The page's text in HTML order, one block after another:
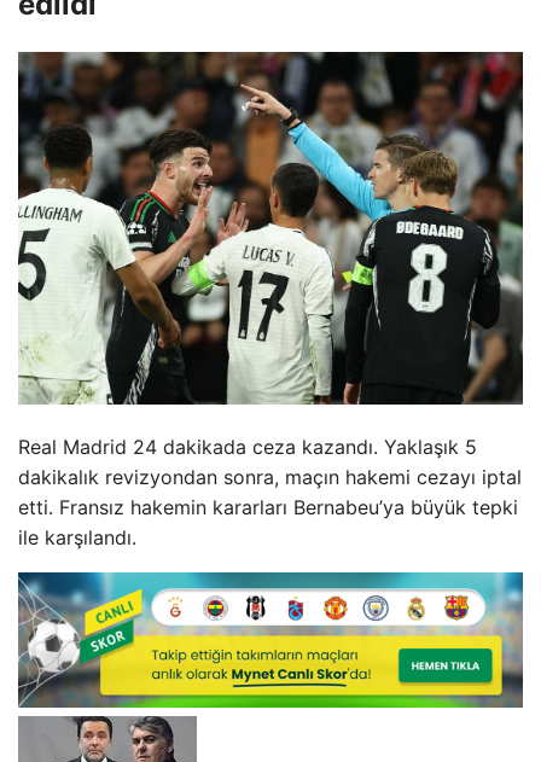
Real Madrid 24 dakikada ceza kazandı. Yaklaşık 5
dakikalık revizyondan sonra, maçın hakemi cezayı iptal
etti. Fransız hakemin kararları Bernabeu’ya büyük tepki
ile karşılandı.